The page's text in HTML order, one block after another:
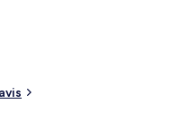
boutique, on trouve un bar /
une terrasse, l'idéal pour